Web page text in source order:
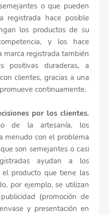
o que pueden
registrada hace posible
los productos de su
y los hace
registrada también
positivas duraderas, a
clientes, gracias a una
continuamente.
por los clientes.
de la artesanía, los
menudo con el problema
son semejantes o casi
ayudan a los
el producto que tiene las
por ejemplo, se utilizan
(promoción de
y presentación en